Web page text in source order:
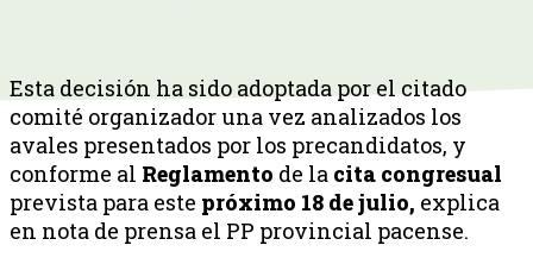
Esta decisión ha sido adoptada por el citado
comité organizador una vez analizados los
avales presentados por los precandidatos, y
conforme al Reglamento de la cita congresual
prevista para este próximo 18 de julio, explica
en nota de prensa el PP provincial pacense.